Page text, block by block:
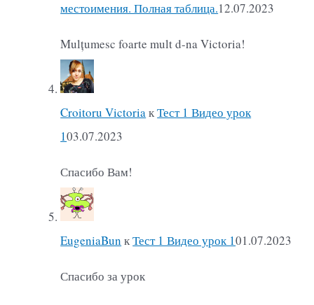
местоимения. Полная таблица.12.07.2023
Mulțumesc foarte mult d-na Victoria!
Croitoru VictoriaкТест 1 Видео урок
103.07.2023
Спасибо Вам!
EugeniaBun кТест 1 Видео урок 101.07.2023
Спасибо за урок